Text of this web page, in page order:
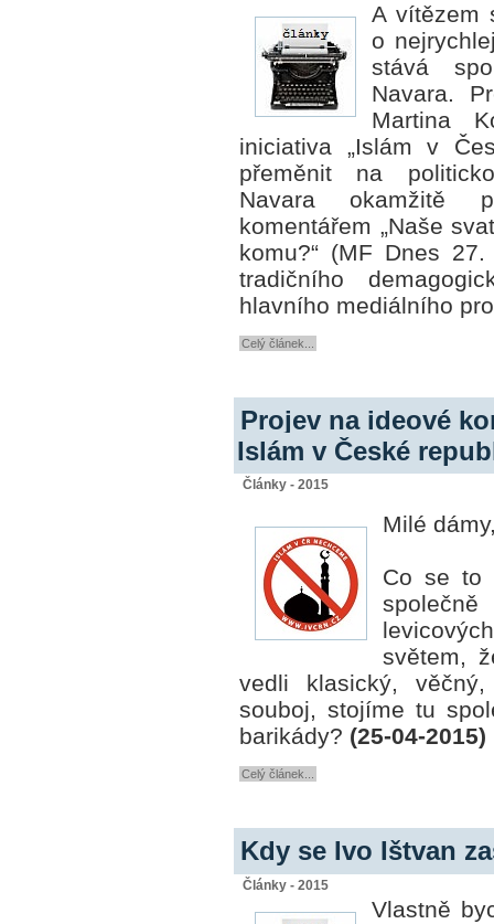
A vítězem
o
stává
Navara.
Martina
iniciativa „Islám v
přeměnit na
Navara okamžitě
komentářem „Naše
komu?“ (MF Dnes
tradičního
hlavního mediálního
Celý článek...
Projev na ideové
Islám v České
Články - 2015
Milé
Co se to
světem,
vedli klasický,
souboj, stojíme tu
barikády? (25-04-2015)
Celý článek...
Kdy se Ivo Ištvan
Články - 2015
Vlastně